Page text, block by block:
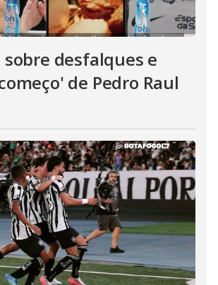
desfalques e
de Pedro Raul